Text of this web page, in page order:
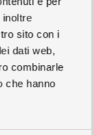
sito con i
dati web,
combinarle
che hanno
M
portablister
con ganci
configurabili